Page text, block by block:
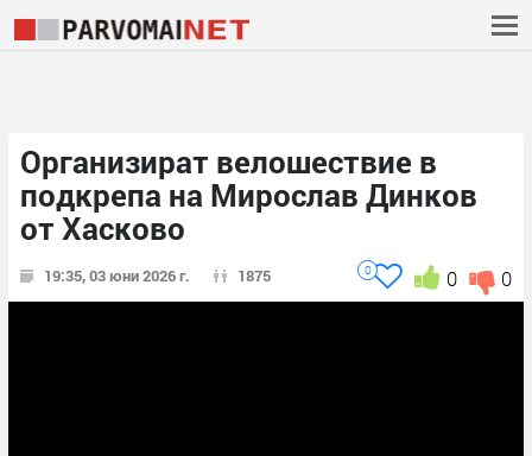
Организират велошествие в
подкрепа на Мирослав Динков
от Хасково
19:35, 03 юни 2026 г. 1875 0
0
0